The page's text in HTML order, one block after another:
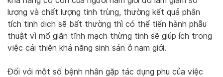
lượng và chất lượng tinh trùng, thường kết quả phân
tích tinh dịch sẽ bất thường thì có thể tiến hành phẫu
thuật vì mổ giãn tĩnh mạch thừng tinh sẽ giúp ích trong
việc cải thiện khả năng sinh sản ở nam giới.
Đối với một số bệnh nhân gặp tác dụng phụ của việc